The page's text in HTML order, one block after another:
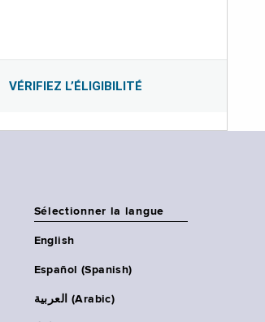
VÉRIFIEZ L’ÉLIGIBILITÉ
Sélectionner la langue
English
Español (Spanish)
العربية (Arabic)